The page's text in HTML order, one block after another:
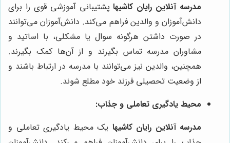
مدرسه آنلاین رایان کاشیهاپشتیبانی آموزشی قوی را برای
دانش‌آموزان و والدین فراهم می‌کند. دانش‌آموزان می‌توانند
در صورت داشتن هرگونه سوال یا مشکلی، با اساتید و
مشاوران مدرسه تماس بگیرند و از آن‌ها کمک بگیرند.
همچنین، والدین نیز می‌توانند با مدرسه در ارتباط باشند و
از وضعیت تحصیلی فرزند خود مطلع شوند.
محیط یادگیری تعاملی و جذاب:
مدرسه آنلاین رایان کاشیها یک محیط یادگیری تعاملی و